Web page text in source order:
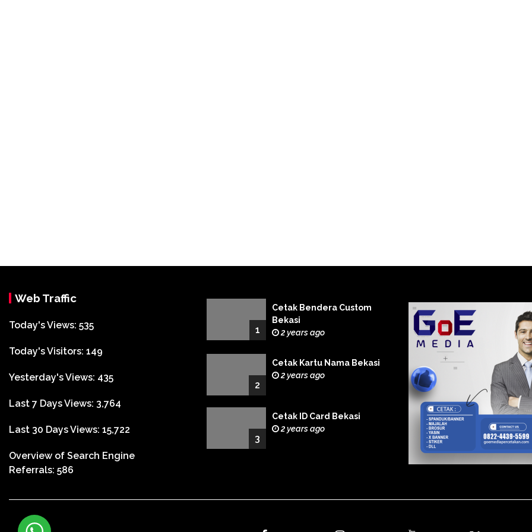
Web Traffic
Today's Views: 535
Today's Visitors: 149
Yesterday's Views: 435
Last 7 Days Views: 3,764
Last 30 Days Views: 15,722
Overview of Search Engine
Referrals: 586
1
Cetak Bendera Custom
Bekasi
2 years ago
2
Cetak Kartu Nama Bekasi
2 years ago
3
Cetak ID Card Bekasi
2 years ago